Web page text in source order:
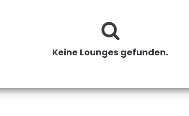
Keine Lounges gefunden.